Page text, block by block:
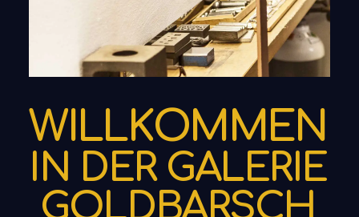
WILLKOMMEN
IN DER GALERIE
GOLDBARSCH